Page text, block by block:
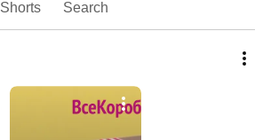
Shorts Search